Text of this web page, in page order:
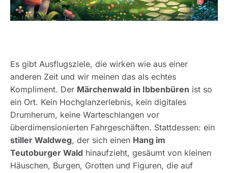
Es gibt Ausflugsziele, die wirken wie aus einer
anderen Zeit und wir meinen das als echtes
Kompliment. Der Märchenwald in Ibbenbüren ist so
ein Ort. Kein Hochglanzerlebnis, kein digitales
Drumherum, keine Warteschlangen vor
überdimensionierten Fahrgeschäften. Stattdessen: ein
stiller Waldweg, der sich einen Hang im
Teutoburger Wald hinaufzieht, gesäumt von kleinen
Häuschen, Burgen, Grotten und Figuren, die auf